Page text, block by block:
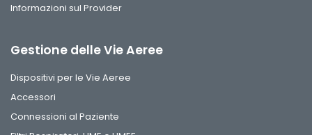
Informazioni sul Provider
Gestione delle Vie Aeree
Dispositivi per le Vie Aeree
Accessori
Connessioni al Paziente